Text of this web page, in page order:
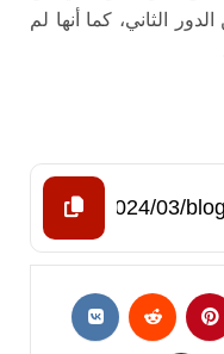
الثاني، كما أنها لم